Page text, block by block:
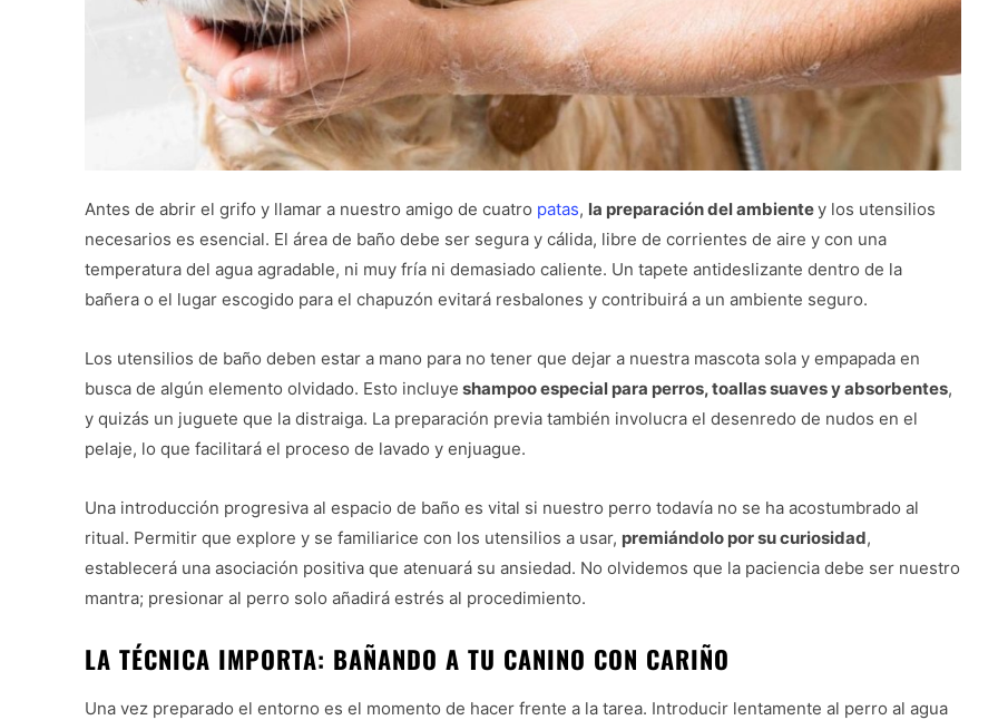
Antes de abrir el grifo y llamar a nuestro amigo de cuatro patas, la preparación del ambientey los utensilios
necesarios es esencial. El área de baño debe ser segura y cálida, libre de corrientes de aire y con una
temperatura del agua agradable, ni muy fría ni demasiado caliente. Un tapete antideslizante dentro de la
bañera o el lugar escogido para el chapuzón evitará resbalones y contribuirá a un ambiente seguro.
Los utensilios de baño deben estar a mano para no tener que dejar a nuestra mascota sola y empapada en
busca de algún elemento olvidado. Esto incluye shampoo especial para perros, toallas suaves y absorbentes,
y quizás un juguete que la distraiga. La preparación previa también involucra el desenredo de nudos en el
pelaje, lo que facilitará el proceso de lavado y enjuague.
Una introducción progresiva al espacio de baño es vital si nuestro perro todavía no se ha acostumbrado al
ritual. Permitir que explore y se familiarice con los utensilios a usar, premiándolo por su curiosidad,
establecerá una asociación positiva que atenuará su ansiedad. No olvidemos que la paciencia debe ser nuestro
mantra; presionar al perro solo añadirá estrés al procedimiento.
LA TÉCNICA IMPORTA: BAÑANDO A TU CANINO CON CARIÑO
Una vez preparado el entorno es el momento de hacer frente a la tarea. Introducir lentamente al perro al agua